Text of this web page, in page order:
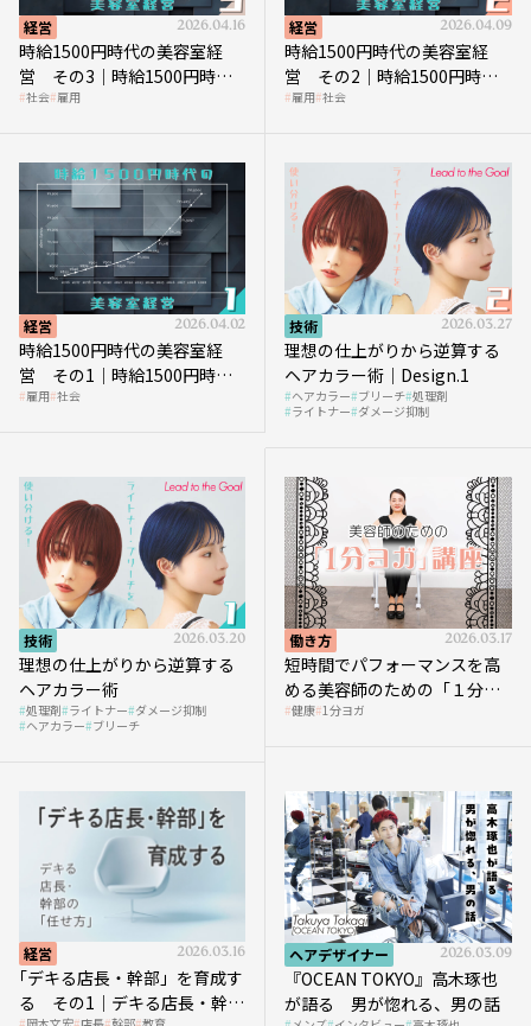
経営 2026.04.16
時給1500円時代の美容室経
営 その3｜時給1500円時
代、美容業はどのような影響
社会 雇用
経営 2026.04.09
時給1500円時代の美容室経
営 その2｜時給1500円時代
に支払う給与はいくらなのか
雇用 社会
経営 2026.04.02
時給1500円時代の美容室経
営 その1｜時給1500円時代
へ向かう社会的背景
雇用 社会
技術 2026.03.27
理想の仕上がりから逆算する
ヘアカラー術｜Design.1
ヘアカラー ブリーチ 処理剤
ライトナー ダメージ抑制
技術 2026.03.20
理想の仕上がりから逆算する
ヘアカラー術
処理剤 ライトナー ダメージ抑制
ヘアカラー ブリーチ
働き方 2026.03.17
短時間でパフォーマンスを高
める美容師のための「１分ヨ
ガ」講座｜実践編
健康 1分ヨガ
経営 2026.03.16
｢デキる店長・幹部」を育成す
る その1｜デキる店長・幹部
ヘアデザイナー 2026.03.09
『OCEAN TOKYO』高木琢也
が語る 男が惚れる、男の話